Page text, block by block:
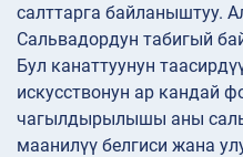
салттарга байланыштуу.
Сальвадордун табигый
Бул канаттуунун
искусствонун ар кандай
чагылдырылышы аны
маанилүү белгиси жана